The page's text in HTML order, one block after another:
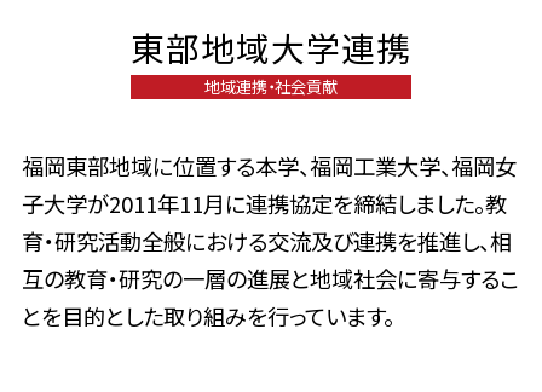
東部地域大学連携
地域連携・社会貢献
福岡東部地域に位置する本学、福岡工業大学、福岡女
子大学が2011年11月に連携協定を締結しました。教
育・研究活動全般における交流及び連携を推進し、相
互の教育・研究の一層の進展と地域社会に寄与するこ
とを目的とした取り組みを行っています。